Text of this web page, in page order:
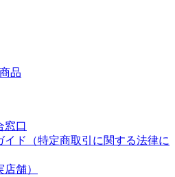
品
窓口
イド（特定商取引に関する法律に
舗）